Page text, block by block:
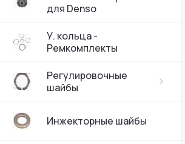
для Denso
У. кольца -
Ремкомплекты
Регулировочные
шайбы
Инжекторные шайбы